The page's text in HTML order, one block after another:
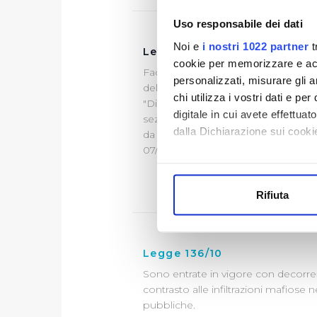
Uso responsabile dei dati
Noi e i nostri 1022 partner
cookie per memorizzare e
personalizzati, misurare gli
chi utilizza i vostri dati e per
digitale in cui avete
dalla Dichiarazione sui
Identificare il tuo
digitali).
modificare o ritirare il tuo
Utilizziamo dei cookie
navigazione sulle pagine e
Rifiuta
Legge 136/10 - rettifica
Facendo seguito alla nota del
del 09/09/2010, questa Società ha
"Dichiarazione sostitutiva di
sezione "Diventa Fornitore", in
da parte dei Fornitori per i
07/09/2010.
Legge 136/10
Sono entrate in vigore con
contrasto alle infiltrazioni mafiose
pubbliche.